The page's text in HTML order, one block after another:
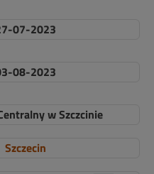
07-2023
08-2023
w Szczcinie
Szczecin